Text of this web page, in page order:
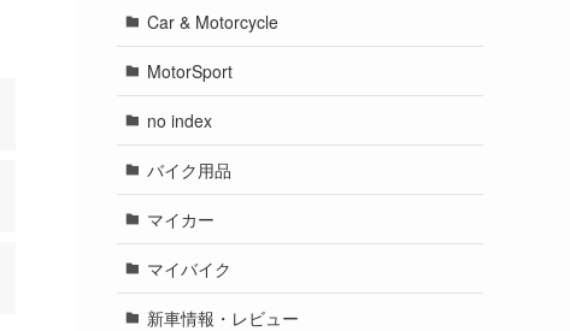
Car & Motorcycle
MotorSport
no index
バイク用品
マイカー
マイバイク
新車情報・レビュー